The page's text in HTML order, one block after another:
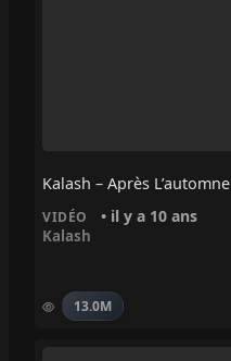
Kalash – Après L’automne
VIDÉO • il y a 10 ans
Kalash
13.0M